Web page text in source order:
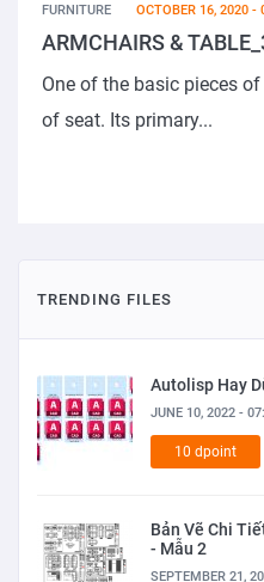
FURNITURE OCTOBER 16, 2020 -
ARMCHAIRS &
One of the basic pieces
of seat. Its primary...
TRENDING FILES
Autolisp Hay
JUNE 10, 2022 -
10 dpoint
Bản Vẽ Chi
- Mẫu 2
SEPTEMBER 21,